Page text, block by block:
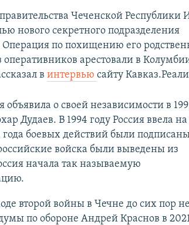
Чеченской Республики
нового секретного подразделения
по похищению его
арестовали в
винтервьюсайту
о своей независимости в
Дудаев. В 1994 году Россия ввела на
года боевых действий были
войска были выведены из
начала так называемую
второй войны в Чечне до сих пор
по обороне Андрей Краснов в